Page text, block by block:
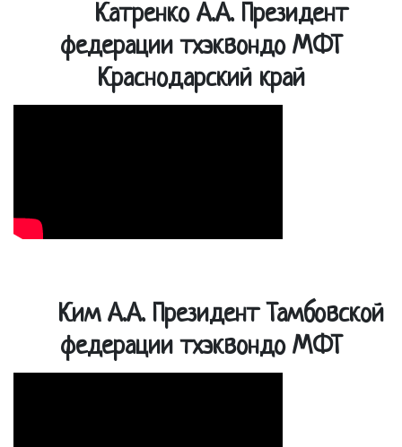
Катренко А.А. Президент
федерации тхэквондо МФТ
Краснодарский край
Ким А.А. Президент Тамбовской
федерации тхэквондо МФТ